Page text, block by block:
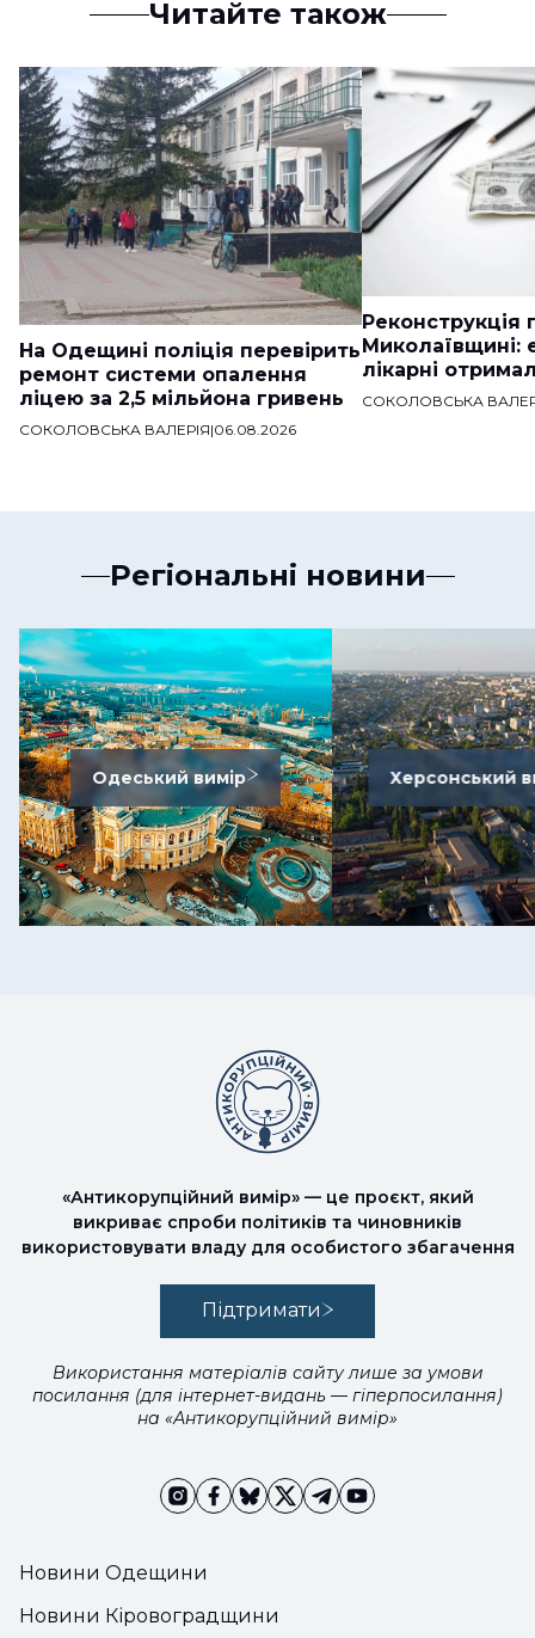
Читайте також
На Одещині поліція перевірить
ремонт системи опалення
ліцею за 2,5 мільйона гривень
СОКОЛОВСЬКА ВАЛЕРІЯ|06.08.2026
Реконструкція
Миколаївщині:
лікарні
СОКОЛОВСЬКА
Регіональні новини
Одеський вимір Херсонський
Новини Одещини
Новини Кіровоградщини
«Антикорупційний вимір» — це проєкт, який
викриває спроби політиків та чиновників
використовувати владу для особистого збагачення
Підтримати
Використання матеріалів сайту лише за умови
посилання (для інтернет-видань — гіперпосилання)
на «Антикорупційний вимір»